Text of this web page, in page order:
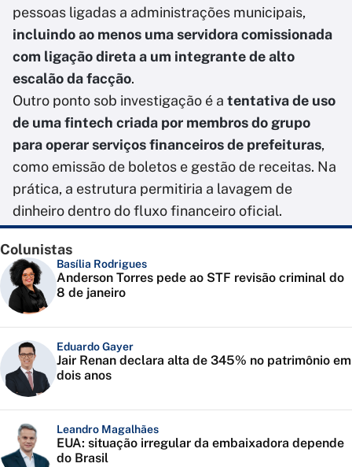
pessoas ligadas a administrações municipais,
incluindo ao menos uma servidora comissionada
com ligação direta a um integrante de alto
escalão da facção.
Outro ponto sob investigação é a tentativa de uso
de uma fintech criada por membros do grupo
para operar serviços financeiros de prefeituras,
como emissão de boletos e gestão de receitas. Na
prática, a estrutura permitiria a lavagem de
dinheiro dentro do fluxo financeiro oficial.
Colunistas
Basília Rodrigues
Anderson Torres pede ao STF revisão criminal do
8 de janeiro
Eduardo Gayer
Jair Renan declara alta de 345% no patrimônio em
dois anos
Leandro Magalhães
EUA: situação irregular da embaixadora depende
do Brasil